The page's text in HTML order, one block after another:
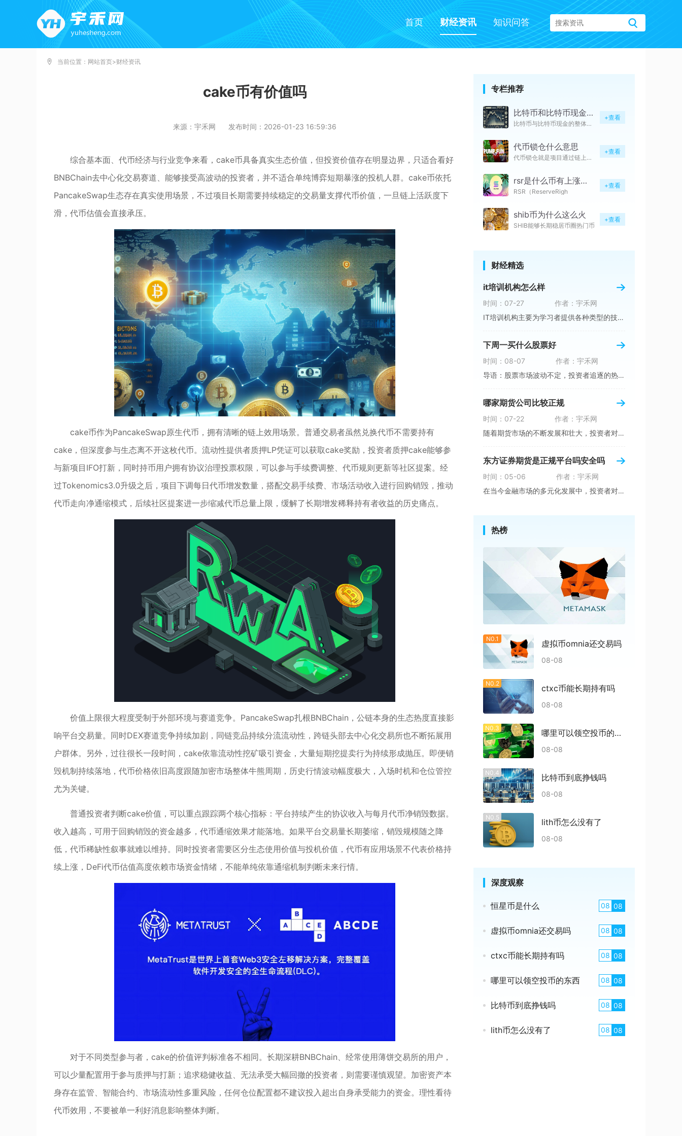
首页 财经资讯 知识问答
当前位置： 网站首页>财经资讯
cake币有价值吗
来源：宇禾网 发布时间：2026-01-23 16:59:36
综合基本面、代币经济与行业竞争来看，cake币具备真实生态价值，但投资价值存在明显边界，只适合看好
BNBChain去中心化交易赛道、能够接受高波动的投资者，并不适合单纯博弈短期暴涨的投机人群。cake币依托
PancakeSwap生态存在真实使用场景，不过项目长期需要持续稳定的交易量支撑代币价值，一旦链上活跃度下
滑，代币估值会直接承压。
cake币作为PancakeSwap原生代币，拥有清晰的链上效用场景。普通交易者虽然兑换代币不需要持有
cake，但深度参与生态离不开这枚代币。流动性提供者质押LP凭证可以获取cake奖励，投资者质押cake能够参
与新项目IFO打新，同时持币用户拥有协议治理投票权限，可以参与手续费调整、代币规则更新等社区提案。经
过Tokenomics3.0升级之后，项目下调每日代币增发数量，搭配交易手续费、市场活动收入进行回购销毁，推动
代币走向净通缩模式，后续社区提案进一步缩减代币总量上限，缓解了长期增发稀释持有者收益的历史痛点。
价值上限很大程度受制于外部环境与赛道竞争。PancakeSwap扎根BNBChain，公链本身的生态热度直接影
响平台交易量。同时DEX赛道竞争持续加剧，同链竞品持续分流流动性，跨链头部去中心化交易所也不断拓展用
户群体。另外，过往很长一段时间，cake依靠流动性挖矿吸引资金，大量短期挖提卖行为持续形成抛压。即便销
毁机制持续落地，代币价格依旧高度跟随加密市场整体牛熊周期，历史行情波动幅度极大，入场时机和仓位管控
尤为关键。
普通投资者判断cake价值，可以重点跟踪两个核心指标：平台持续产生的协议收入与每月代币净销毁数据。
收入越高，可用于回购销毁的资金越多，代币通缩效果才能落地。如果平台交易量长期萎缩，销毁规模随之降
低，代币稀缺性叙事就难以维持。同时投资者需要区分生态使用价值与投机价值，代币有应用场景不代表价格持
续上涨，DeFi代币估值高度依赖市场资金情绪，不能单纯依靠通缩机制判断未来行情。
对于不同类型参与者，cake的价值评判标准各不相同。长期深耕BNBChain、经常使用薄饼交易所的用户，
可以少量配置用于参与质押与打新；追求稳健收益、无法承受大幅回撤的投资者，则需要谨慎观望。加密资产本
身存在监管、智能合约、市场流动性多重风险，任何仓位配置都不建议投入超出自身承受能力的资金。理性看待
代币效用，不要被单一利好消息影响整体判断。
专栏推荐
比特币和比特币现金走势一样吗
比特币与比特币现金的整体走势大
+查看
代币锁仓什么意思
代币锁仓就是项目通过链上智能合
+查看
rsr是什么币有上涨空间吗
RSR（ReserveRigh
+查看
shib币为什么这么火
SHIB能够长期稳居币圈热门币
+查看
财经精选
it培训机构怎么样
时间：07-27
作者：宇禾网
IT培训机构主要为学习者提供各种类型的技术培
下周一买什么股票好
时间：08-07
作者：宇禾网
导语：股票市场波动不定，投资者追逐的热点不断
哪家期货公司比较正规
时间：07-22
作者：宇禾网
随着期货市场的不断发展和壮大，投资者对期货公
东方证券期货是正规平台吗安全吗
时间：05-06
作者：宇禾网
在当今金融市场的多元化发展中，投资者对理财产
热榜
N0.1 虚拟币omnia还交易吗
08-08
N0.2 ctxc币能长期持有吗
08-08
N0.3 哪里可以领空投币的东西
08-08
N0.4 比特币到底挣钱吗
08-08
N0.5 lith币怎么没有了
08-08
深度观察
恒星币是什么 08 08
虚拟币omnia还交易吗 08 08
ctxc币能长期持有吗 08 08
哪里可以领空投币的东西 08 08
比特币到底挣钱吗 08 08
lith币怎么没有了 08 08